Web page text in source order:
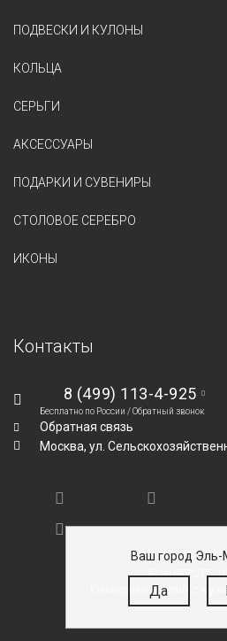
Ваш город Эль-
Да
ПОДВЕСКИ И КУЛОНЫ
КОЛЬЦА
СЕРЬГИ
АКСЕССУАРЫ
ПОДАРКИ И СУВЕНИРЫ
СТОЛОВОЕ СЕРЕБРО
ИКОНЫ
Контакты
8 (499) 113-4-925
Бесплатно по России /Обратный звонок
Обратная связь
Москва, ул.
© SILVEROFF
Ювелирные изделия с